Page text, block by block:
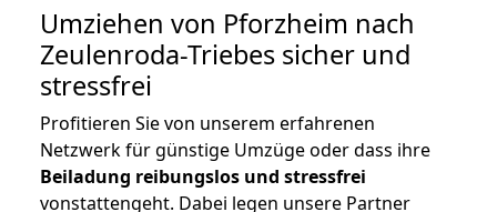
Umziehen von Pforzheim nach
Zeulenroda-Triebes sicher und
stressfrei
Profitieren Sie von unserem erfahrenen
Netzwerk für günstige Umzüge oder dass ihre
Beiladung reibungslos und stressfrei
vonstattengeht. Dabei legen unsere Partner